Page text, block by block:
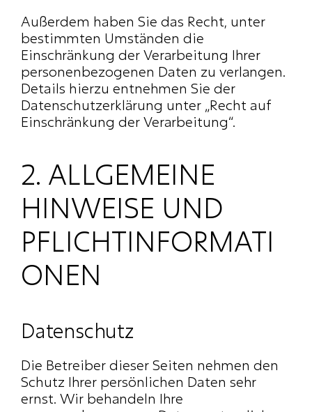
Außerdem haben Sie das Recht, unter
bestimmten Umständen die
Einschränkung der Verarbeitung Ihrer
personenbezogenen Daten zu verlangen.
Details hierzu entnehmen Sie der
Datenschutzerklärung unter „Recht auf
Einschränkung der Verarbeitung“.
2. ALLGEMEINE
HINWEISE UND
PFLICHTINFORMATI
ONEN
Datenschutz
Die Betreiber dieser Seiten nehmen den
Schutz Ihrer persönlichen Daten sehr
ernst. Wir behandeln Ihre